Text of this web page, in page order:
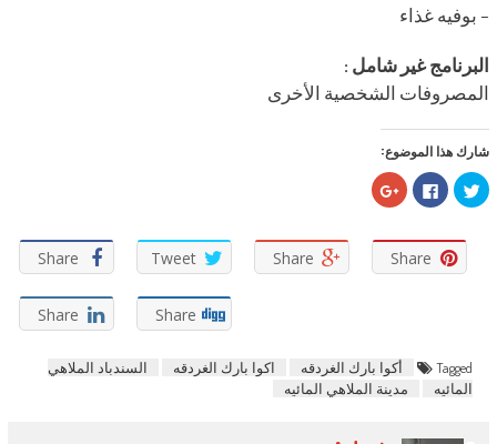
– بوفيه غذاء
البرنامج غير شامل :
المصروفات الشخصية الأخرى
شارك هذا الموضوع:
اضغط
للمشاركة
على
(فتح
في
نافذة
جديدة)
انقر
للمشاركة
على
(فتح
في
نافذة
جديدة)
اضغط
للمشاركة
(فتح
جديدة)
Share Tweet Share Share
Share Share
Tagged أكوا بارك الغردقه اكوا بارك الغردقه
السندباد الملاهي
المائيه
مدينة الملاهي المائيه